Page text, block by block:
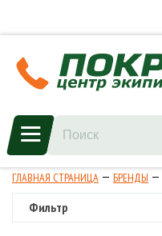
ГЛАВНАЯ СТРАНИЦА БРЕНДЫ
Фильтр